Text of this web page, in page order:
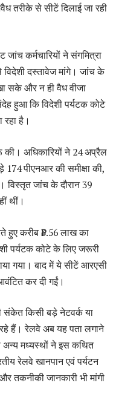
तरीके से सीटें दिलाई जा रही
कर्मचारियों ने संगमित्रा
दस्तावेज मांगे। जांच के
सके और न ही वैध वीजा
हुआ कि विदेशी पर्यटक कोटे
है।
अधिकारियों ने 24 अप्रैल
पीएनआर की समीक्षा की,
विस्तृत जांच के दौरान 39
थीं।
हुए करीब ₹3.56 लाख का
पर्यटक कोटे के लिए जरूरी
गया। बाद में ये सीटें आरएसी
कर दी गईं।
संकेत किसी बड़े नेटवर्क या
हैं। रेलवे अब यह पता लगाने
अन्य मध्यस्थों ने इस कथित
रेलवे खानपान एवं पर्यटन
तकनीकी जानकारी भी मांगी